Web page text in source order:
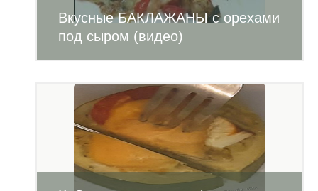
Вкусные БАКЛАЖАНЫ с орехами
под сыром (видео)